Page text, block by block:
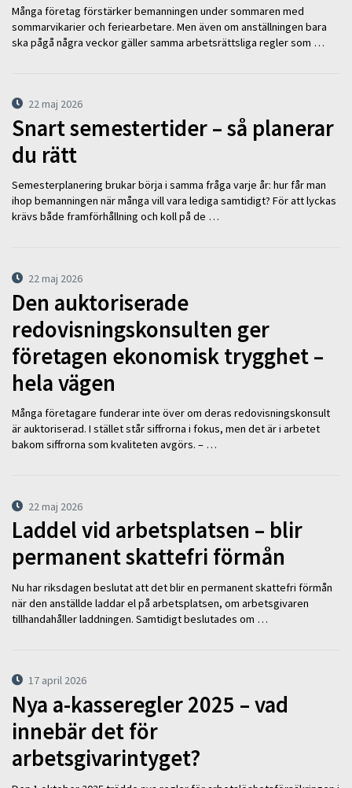
Många företag förstärker bemanningen under sommaren med
sommarvikarier och feriearbetare. Men även om anställningen bara
ska pågå några veckor gäller samma arbetsrättsliga regler som …
22 maj 2026
Snart semestertider – så planerar
du rätt
Semesterplanering brukar börja i samma fråga varje år: hur får man
ihop bemanningen när många vill vara lediga samtidigt? För att lyckas
krävs både framförhållning och koll på de …
22 maj 2026
Den auktoriserade
redovisningskonsulten ger
företagen ekonomisk trygghet –
hela vägen
Många företagare funderar inte över om deras redovisningskonsult
är auktoriserad. I stället står siffrorna i fokus, men det är i arbetet
bakom siffrorna som kvaliteten avgörs. – …
22 maj 2026
Laddel vid arbetsplatsen – blir
permanent skattefri förmån
Nu har riksdagen beslutat att det blir en permanent skattefri förmån
när den anställde laddar el på arbetsplatsen, om arbetsgivaren
tillhandahåller laddningen. Samtidigt beslutades om …
17 april 2026
Nya a-kasseregler 2025 – vad
innebär det för
arbetsgivarintyget?